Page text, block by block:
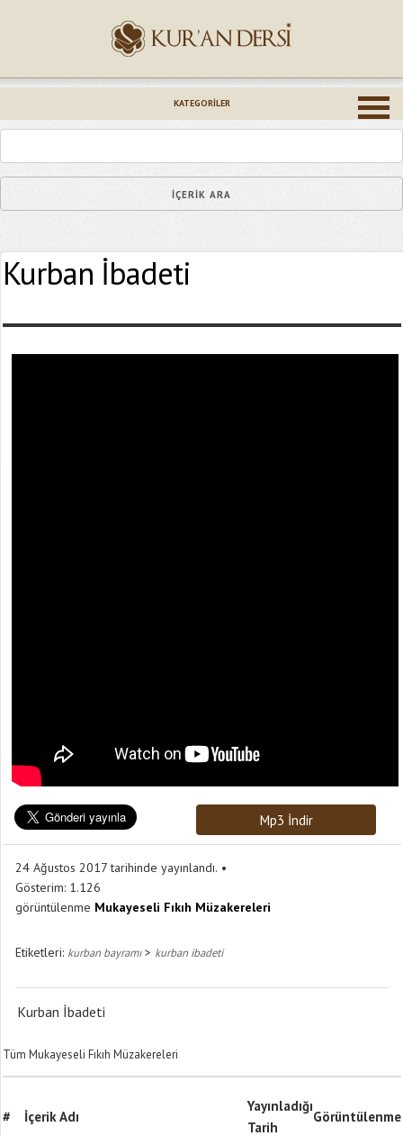
KATEGORILER
Kurban İbadeti
Mp3 İndir
24 Ağustos 2017 tarihinde yayınlandı.
Gösterim: 1.126
görüntülenme Mukayeseli Fıkıh Müzakereleri
Etiketleri: kurban bayramı> kurban ibadeti
Kurban İbadeti
Tüm Mukayeseli Fıkıh Müzakereleri
# İçerik Adı
Yayınladığı
Tarih
Görüntülenme
Epostanız (*)
Yaşadığınız Hatanın Ayrıntıları